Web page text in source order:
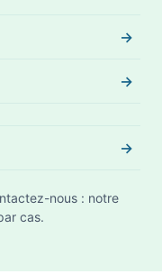
nous : notre
cas.